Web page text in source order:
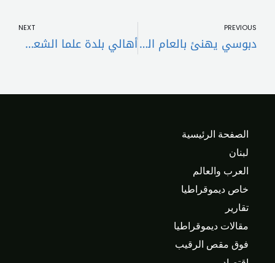
PREVIOUS
دبوسي يهنئ بالعام الجديد: نتطلع الى نهوض على الصعيد الوطني من طرابلس الكبرى
NEXT
أهالي بلدة علما الشعب يُناشدون: لإصلاح الأعطال وإعادة التيار
الصفحة الرئيسية
لبنان
العرب والعالم
خاص ديموقراطيا
تقارير
مقالات ديموقراطيا
فوق مقص الرقيب